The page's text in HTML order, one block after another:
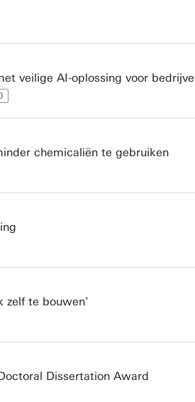
veilige AI-oplossing voor
chemicaliën te gebruiken
zelf te bouwen’
Dissertation Award